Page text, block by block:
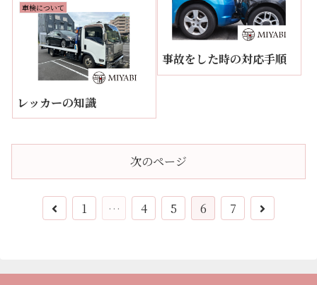
事故をした時の対応手順
車検について
レッカーの知識
次のページ
前
1 … 4 5 6 7
次